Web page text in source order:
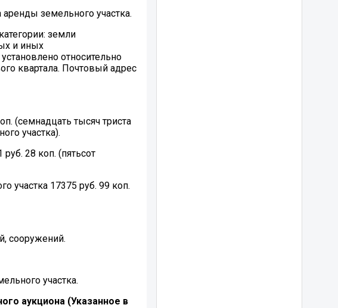
земельного участка.
земли
и иных
относительно
квартала. Почтовый адрес
(семнадцать тысяч триста
участка).
28 коп. (пятьсот
участка 17375 руб. 99 коп.
сооружений.
участка.
аукциона (Указанное в